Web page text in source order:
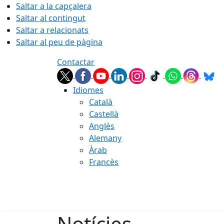
Saltar a la capçalera
Saltar al contingut
Saltar a relacionats
Saltar al peu de pàgina
Contactar
Idiomes
Català
Castellà
Anglès
Alemany
Àrab
Francès